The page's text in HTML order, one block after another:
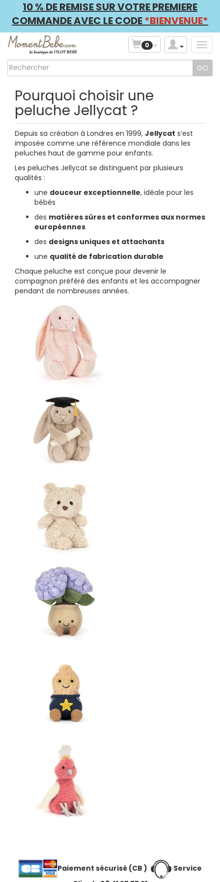
10 % DE REMISE SUR VOTRE PREMIERE
COMMANDE AVEC LE CODE*BIENVENUE*
0
Pourquoi choisir une
peluche Jellycat ?
Depuis sa création à Londres en 1999, Jellycat s’est
imposée comme une référence mondiale dans les
peluches haut de gamme pour enfants.
Les peluches Jellycat se distinguent par plusieurs
qualités :
une douceur exceptionnelle, idéale pour les
bébés
des matières sûres et conformes aux normes
européennes
des designs uniques et attachants
une qualité de fabrication durable
Chaque peluche est conçue pour devenir le
compagnon préféré des enfants et les accompagner
pendant de nombreuses années.
Paiement sécurisé (CB )
Service